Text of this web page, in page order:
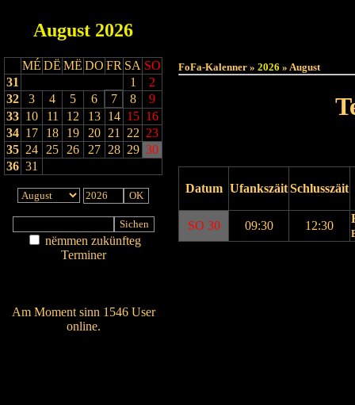
August 2026
MÉ DË MË DO FR SA SO
31
1
2
32
3 4 5 6 7 8
9
33 10 11 12 13 14 15 16
34 17 18 19 20 21 22 23
35 24 25 26 27 28 29 30
36 31
nëmmen zukünfteg
Terminer
Am Moment sinn 1546 User
online.
FoFa-Kalenner » 2026 » August
Datum UfankszäitSchlusszäit
SO 30 09:30 12:30